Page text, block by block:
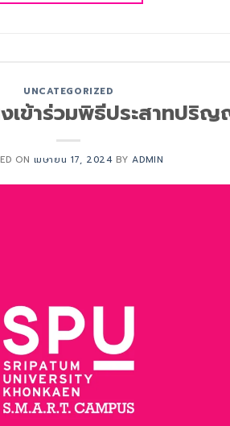
UNCATEGORIZED
เข้าร่วมพิธีประสาทปริ
ON เมษายน 17, 2024 BYADMIN